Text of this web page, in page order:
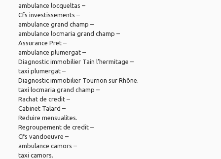
ambulance locqueltas –
Cfs investissements –
ambulance grand champ –
ambulance locmaria grand champ –
Assurance Pret–
ambulance plumergat–
Diagnostic immobilier Tain l’hermitage –
taxi plumergat–
Diagnostic immobilier Tournon sur Rhône.
taxi locmaria grand champ –
Rachat de credit–
Cabinet Talard –
Reduire mensualites.
Regroupement de credit–
Cfs vandoeuvre –
ambulance camors –
taxi camors.